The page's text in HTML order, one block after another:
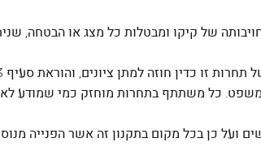
כל משתתף בתחרות מוחזק כמי שמודע